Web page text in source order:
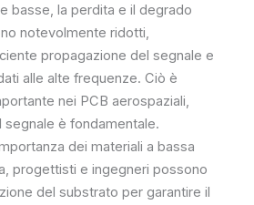
basse, la perdita e il degrado
notevolmente ridotti,
propagazione del segnale e
alle alte frequenze. Ciò è
nei PCB aerospaziali,
è fondamentale.
dei materiali a bassa
progettisti e ingegneri possono
del substrato per garantire il